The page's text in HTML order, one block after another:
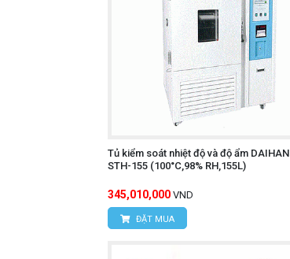
Tủ kiểm soát nhiệt độ và độ ẩm DAIHAN
STH-155 (100°C,98% RH,155L)
345,010,000 VND
ĐẶT MUA